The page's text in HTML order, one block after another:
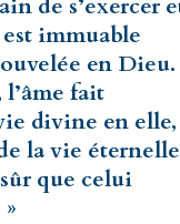
est immuable
en Dieu.
l’âme fait
divine en elle,
la vie
que celui